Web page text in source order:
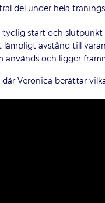
del under hela
tydlig start och slutpunkt
lämpligt avstånd till
används och ligger
Veronica berättar